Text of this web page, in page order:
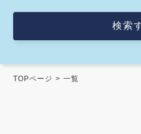
TOPページ 一覧